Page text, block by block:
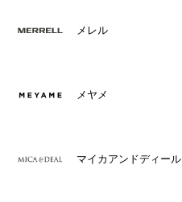
メレル
メヤメ
マイカアンドディール